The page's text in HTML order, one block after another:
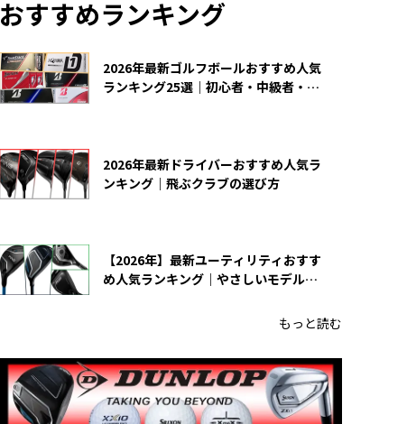
おすすめランキング
2026年最新ゴルフボールおすすめ人気
ランキング25選｜初心者・中級者・上
2026年最新ドライバーおすすめ人気ラ
ンキング｜飛ぶクラブの選び方
【2026年】最新ユーティリティおすす
め人気ランキング｜やさしいモデルの
もっと読む